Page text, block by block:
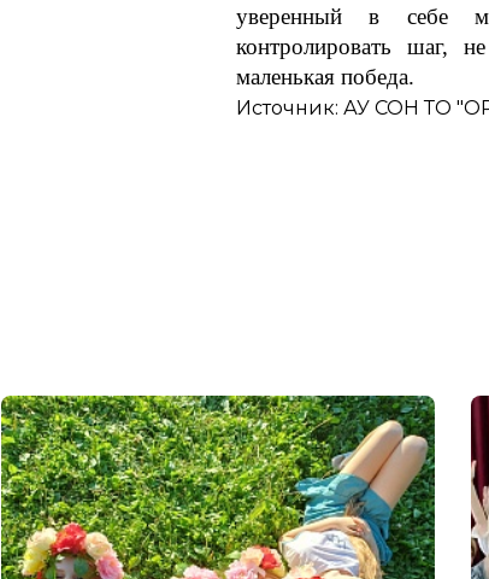
уверенный в себе
контролировать шаг,
маленькая победа.
Источник: АУ СОН ТО